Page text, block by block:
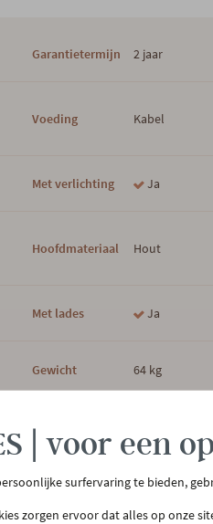
Garantietermijn 2 jaar
Voeding Kabel
Met verlichting Ja
Hoofdmateriaal Hout
Met lades Ja
Gewicht 64 kg
| voor een
surfervaring te bieden,
zorgen ervoor dat alles op onze